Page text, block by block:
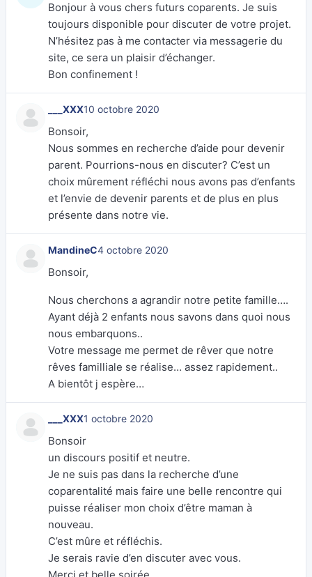
Bonjour à vous chers futurs coparents. Je suis
toujours disponible pour discuter de votre projet.
N’hésitez pas à me contacter via messagerie du
site, ce sera un plaisir d’échanger.
Bon confinement !
___XXX10 octobre 2020
Bonsoir,
Nous sommes en recherche d’aide pour devenir
parent. Pourrions-nous en discuter? C’est un
choix mûrement réfléchi nous avons pas d’enfants
et l’envie de devenir parents et de plus en plus
présente dans notre vie.
MandineC4 octobre 2020
Bonsoir,
Nous cherchons a agrandir notre petite famille….
Ayant déjà 2 enfants nous savons dans quoi nous
nous embarquons..
Votre message me permet de rêver que notre
rêves familliale se réalise… assez rapidement..
A bientôt j espère…
___XXX1 octobre 2020
Bonsoir
un discours positif et neutre.
Je ne suis pas dans la recherche d’une
coparentalité mais faire une belle rencontre qui
puisse réaliser mon choix d’être maman à
nouveau.
C’est mûre et réfléchis.
Je serais ravie d’en discuter avec vous.